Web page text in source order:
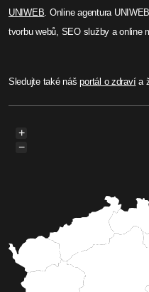
UNIWEB. Online agentura
tvorbu webů, SEO služby a online
Sledujte také nášportál o zdravía
+
−